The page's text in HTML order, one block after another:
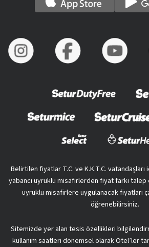
Belirtilen fiyatlar T.C. ve K.K.T.C.
yabancı uyruklu misafirlerden fiyat farkı talep
uyruklu misafirlere uygulanacak fiyatları
öğrenebilirsiniz.
Sitemizde yer alan tesis özellikleri
kullanım saatleri dönemsel olarak Otel’ler